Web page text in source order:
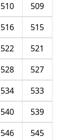
509
510
515
516
521
522
527
528
533
534
539
540
545
546